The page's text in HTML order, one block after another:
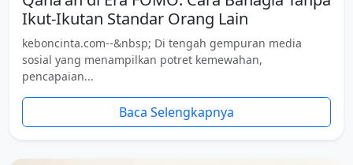
Ikut-Ikutan Standar Orang Lain
keboncinta.com--&nbsp; Di tengah gempuran media
sosial yang menampilkan potret kemewahan,
pencapaian...
Baca Selengkapnya